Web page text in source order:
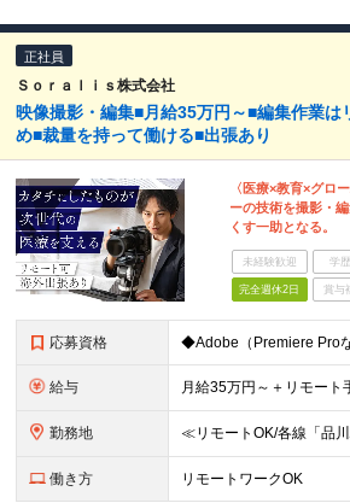
正社員
Ｓｏｒａｌｉｓ株式会社
映像撮影・編集■月給35万円～■編集作業は
め■裁量を持って働ける■出張あり
〈医療×教育×グロ
ーの技術を撮影・
くす一助となる。
未経験歓迎 学
完全週休2日 賞与
応募資格
給与
勤務地
働き方 リモートワークOK